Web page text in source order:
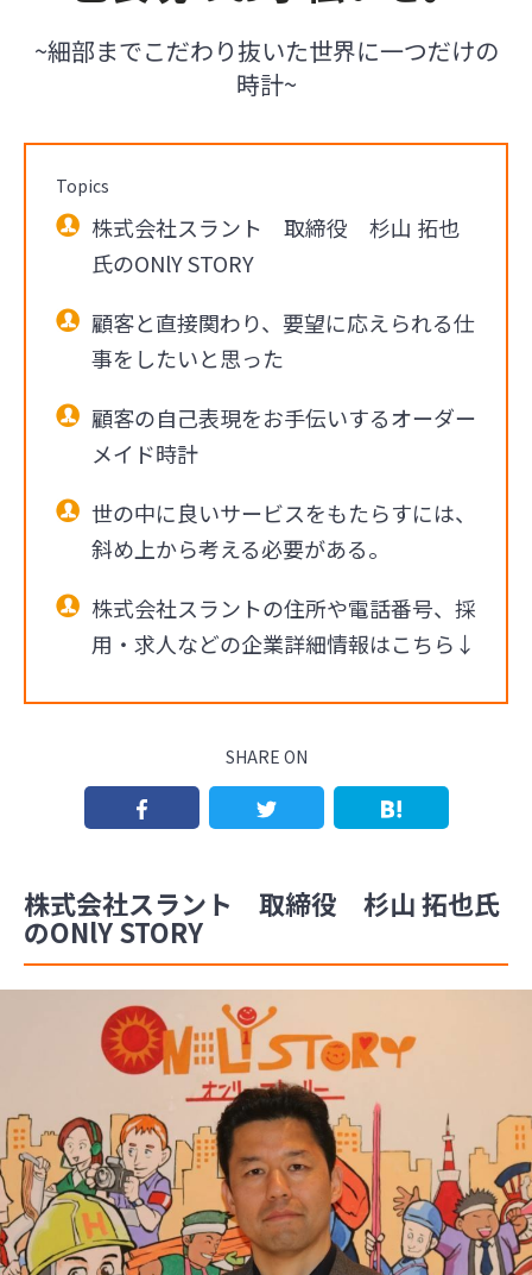
~細部までこだわり抜いた世界に一つだけの
時計~
Topics
株式会社スラント 取締役 杉山 拓也
氏のONlY STORY
顧客と直接関わり、要望に応えられる仕
事をしたいと思った
顧客の自己表現をお手伝いするオーダー
メイド時計
世の中に良いサービスをもたらすには、
斜め上から考える必要がある。
株式会社スラントの住所や電話番号、採
用・求人などの企業詳細情報はこちら↓
SHARE ON
株式会社スラント 取締役 杉山 拓也氏
のONlY STORY